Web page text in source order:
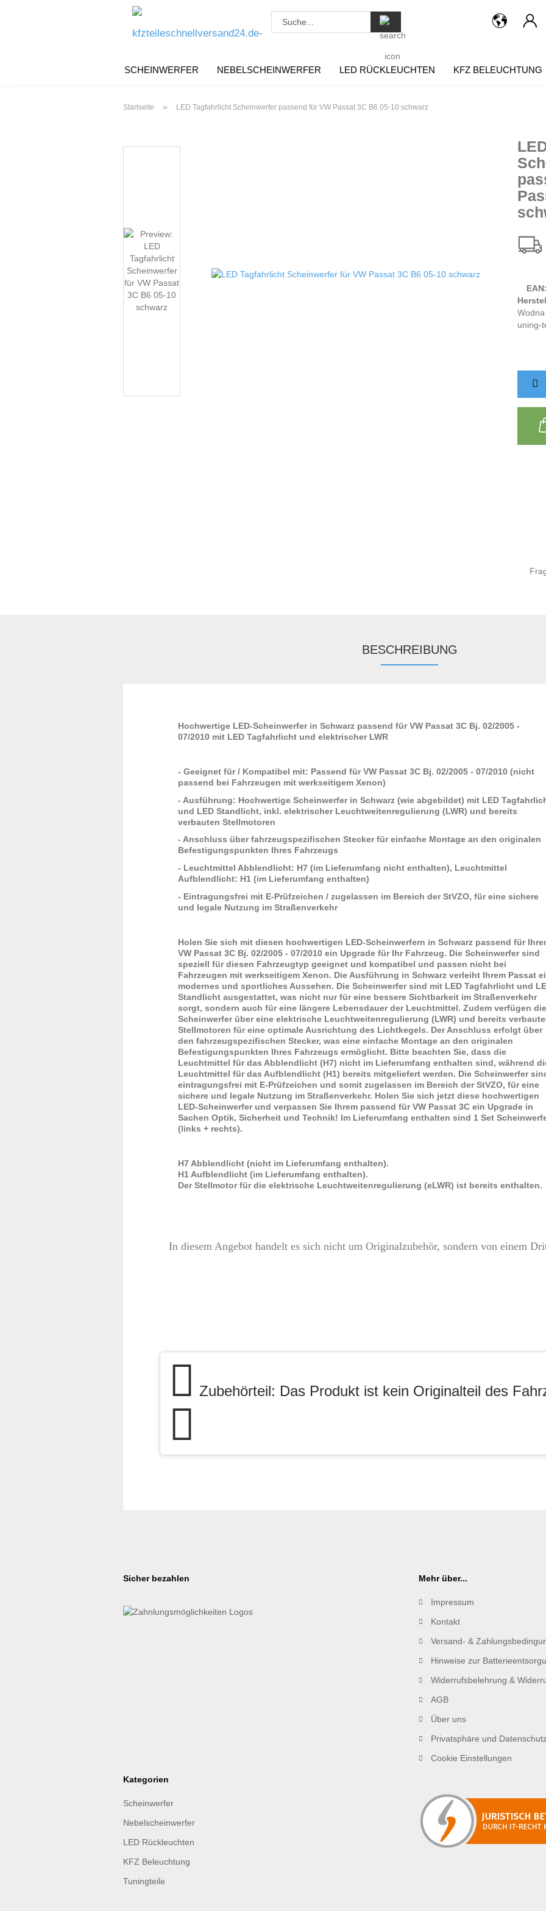
SCHEINWERFER NEBELSCHEINWERFER LED RÜCKLEUCHTEN KFZ BELEUCHTUNG
Startseite » LED Tagfahrlicht Scheinwerfer passend für VW Passat 3C B6 05-10 schwarz
EAN:
uning-
BESCHREIBUNG
Hochwertige LED-Scheinwerfer in Schwarz passend für VW Passat 3C Bj. 02/2005 -
07/2010 mit LED Tagfahrlicht und elektrischer LWR
- Geeignet für / Kompatibel mit: Passend für VW Passat 3C Bj. 02/2005 - 07/2010 (nicht
passend bei Fahrzeugen mit werkseitigem Xenon)
- Ausführung: Hochwertige Scheinwerfer in Schwarz (wie abgebildet) mit LED
und LED Standlicht, inkl. elektrischer Leuchtweitenregulierung (LWR) und bereits
verbauten Stellmotoren
- Anschluss über fahrzeugspezifischen Stecker für einfache Montage an den originalen
Befestigungspunkten Ihres Fahrzeugs
- Leuchtmittel Abblendlicht: H7 (im Lieferumfang nicht enthalten), Leuchtmittel
Aufblendlicht: H1 (im Lieferumfang enthalten)
- Eintragungsfrei mit E-Prüfzeichen / zugelassen im Bereich der StVZO, für eine sichere
und legale Nutzung im Straßenverkehr
Holen Sie sich mit diesen hochwertigen LED-Scheinwerfern in Schwarz passend für
VW Passat 3C Bj. 02/2005 - 07/2010 ein Upgrade für Ihr Fahrzeug. Die Scheinwerfer sind
speziell für diesen Fahrzeugtyp geeignet und kompatibel und passen nicht bei
Fahrzeugen mit werkseitigem Xenon. Die Ausführung in Schwarz verleiht Ihrem Passat
modernes und sportliches Aussehen. Die Scheinwerfer sind mit LED Tagfahrlicht und
Standlicht ausgestattet, was nicht nur für eine bessere Sichtbarkeit im Straßenverkehr
sorgt, sondern auch für eine längere Lebensdauer der Leuchtmittel. Zudem verfügen die
Scheinwerfer über eine elektrische Leuchtweitenregulierung (LWR) und bereits
Stellmotoren für eine optimale Ausrichtung des Lichtkegels. Der Anschluss erfolgt über
den fahrzeugspezifischen Stecker, was eine einfache Montage an den originalen
Befestigungspunkten Ihres Fahrzeugs ermöglicht. Bitte beachten Sie, dass die
Leuchtmittel für das Abblendlicht (H7) nicht im Lieferumfang enthalten sind, während
Leuchtmittel für das Aufblendlicht (H1) bereits mitgeliefert werden. Die Scheinwerfer
eintragungsfrei mit E-Prüfzeichen und somit zugelassen im Bereich der StVZO, für eine
sichere und legale Nutzung im Straßenverkehr. Holen Sie sich jetzt diese hochwertigen
LED-Scheinwerfer und verpassen Sie Ihrem passend für VW Passat 3C ein Upgrade in
Sachen Optik, Sicherheit und Technik! Im Lieferumfang enthalten sind 1 Set
(links + rechts).
H7 Abblendlicht (nicht im Lieferumfang enthalten).
H1 Aufblendlicht (im Lieferumfang enthalten).
Der Stellmotor für die elektrische Leuchtweitenregulierung (eLWR) ist bereits enthalten.
In diesem Angebot handelt es sich nicht um Originalzubehör, sondern von einem
Zubehörteil: Das Produkt ist kein Originalteil des
Sicher bezahlen Mehr über...
Impressum
Kontakt
Versand- &
Hinweise zur
Widerrufsbelehrung &
AGB
Über uns
Privatsphäre und
Cookie Einstellungen
Kategorien
Scheinwerfer
Nebelscheinwerfer
LED Rückleuchten
KFZ Beleuchtung
Tuningteile